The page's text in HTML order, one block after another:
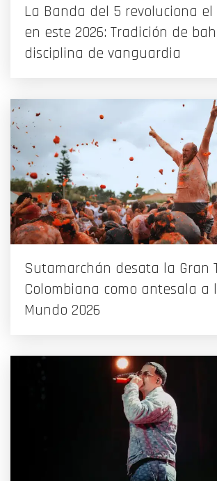
La Banda del 5 revoluciona
en este 2026: Tradición de
disciplina de vanguardia
Sutamarchán desata la Gran
Colombiana como antesala a
Mundo 2026